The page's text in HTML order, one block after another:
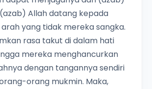
Allah datang kepada
yang tidak mereka sangka.
rasa takut di dalam hati
mereka menghancurkan
dengan tangannya sendiri
orang mukmin. Maka,